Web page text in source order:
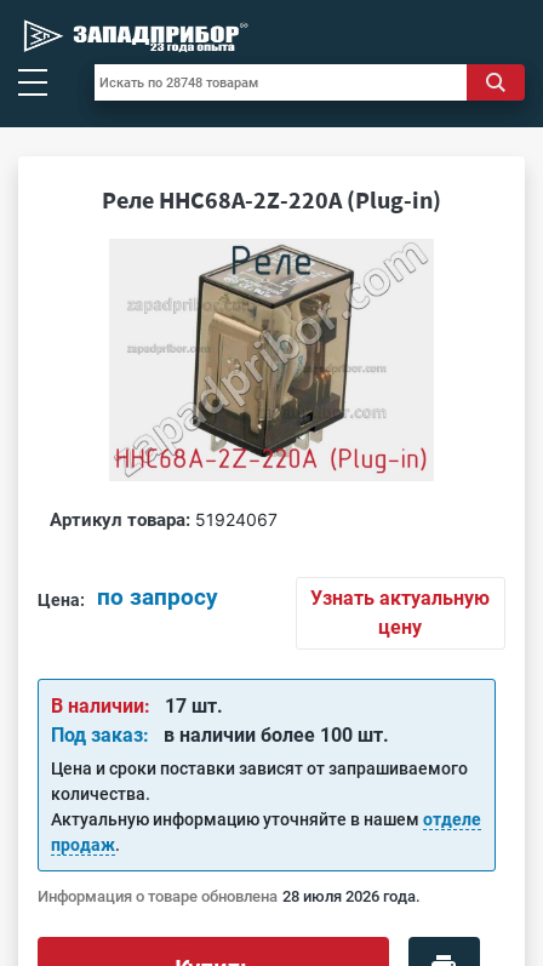
Реле HHC68A-2Z-220A (Plug-in)
Артикул товара: 51924067
Цена: по запросу
Узнать актуальную
цену
В наличии:
17 шт.
Под заказ:
в наличии более 100 шт.
Цена и сроки поставки зависят от запрашиваемого
количества.
Актуальную информацию уточняйте в нашем отделе
продаж.
Информация о товаре обновлена 28 июля 2026 года.